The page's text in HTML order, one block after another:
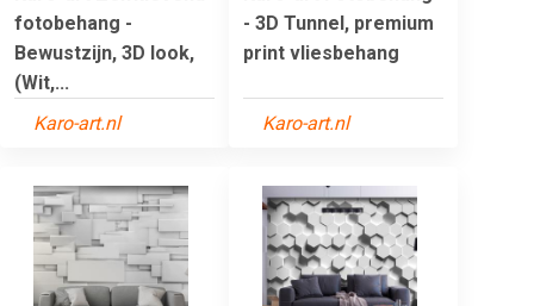
fotobehang -
Bewustzijn, 3D look,
(Wit,...
Karo-art.nl
- 3D Tunnel, premium
print vliesbehang
Karo-art.nl